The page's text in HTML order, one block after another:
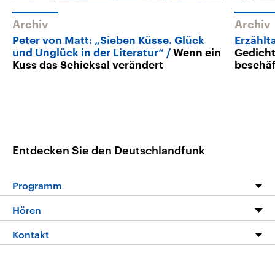
Archiv
Peter von Matt: „Sieben Küsse. Glück
und Unglück in der Literatur“
Wenn ein
Kuss das Schicksal verändert
Archiv
Entdecken Sie den Deutschlandfunk
Programm
Programm
Die Nachrichten
Hören
Livestream
Kontakt